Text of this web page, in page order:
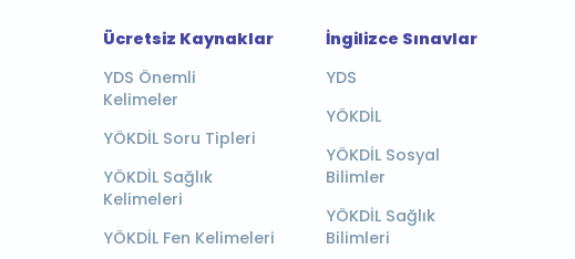
Ücretsiz Kaynaklar
YDS Önemli
Kelimeler
YÖKDİL Soru Tipleri
YÖKDİL Sağlık
Kelimeleri
YÖKDİL Fen Kelimeleri
İngilizce Sınavlar
YDS
YÖKDİL
YÖKDİL Sosyal
Bilimler
YÖKDİL Sağlık
Bilimleri